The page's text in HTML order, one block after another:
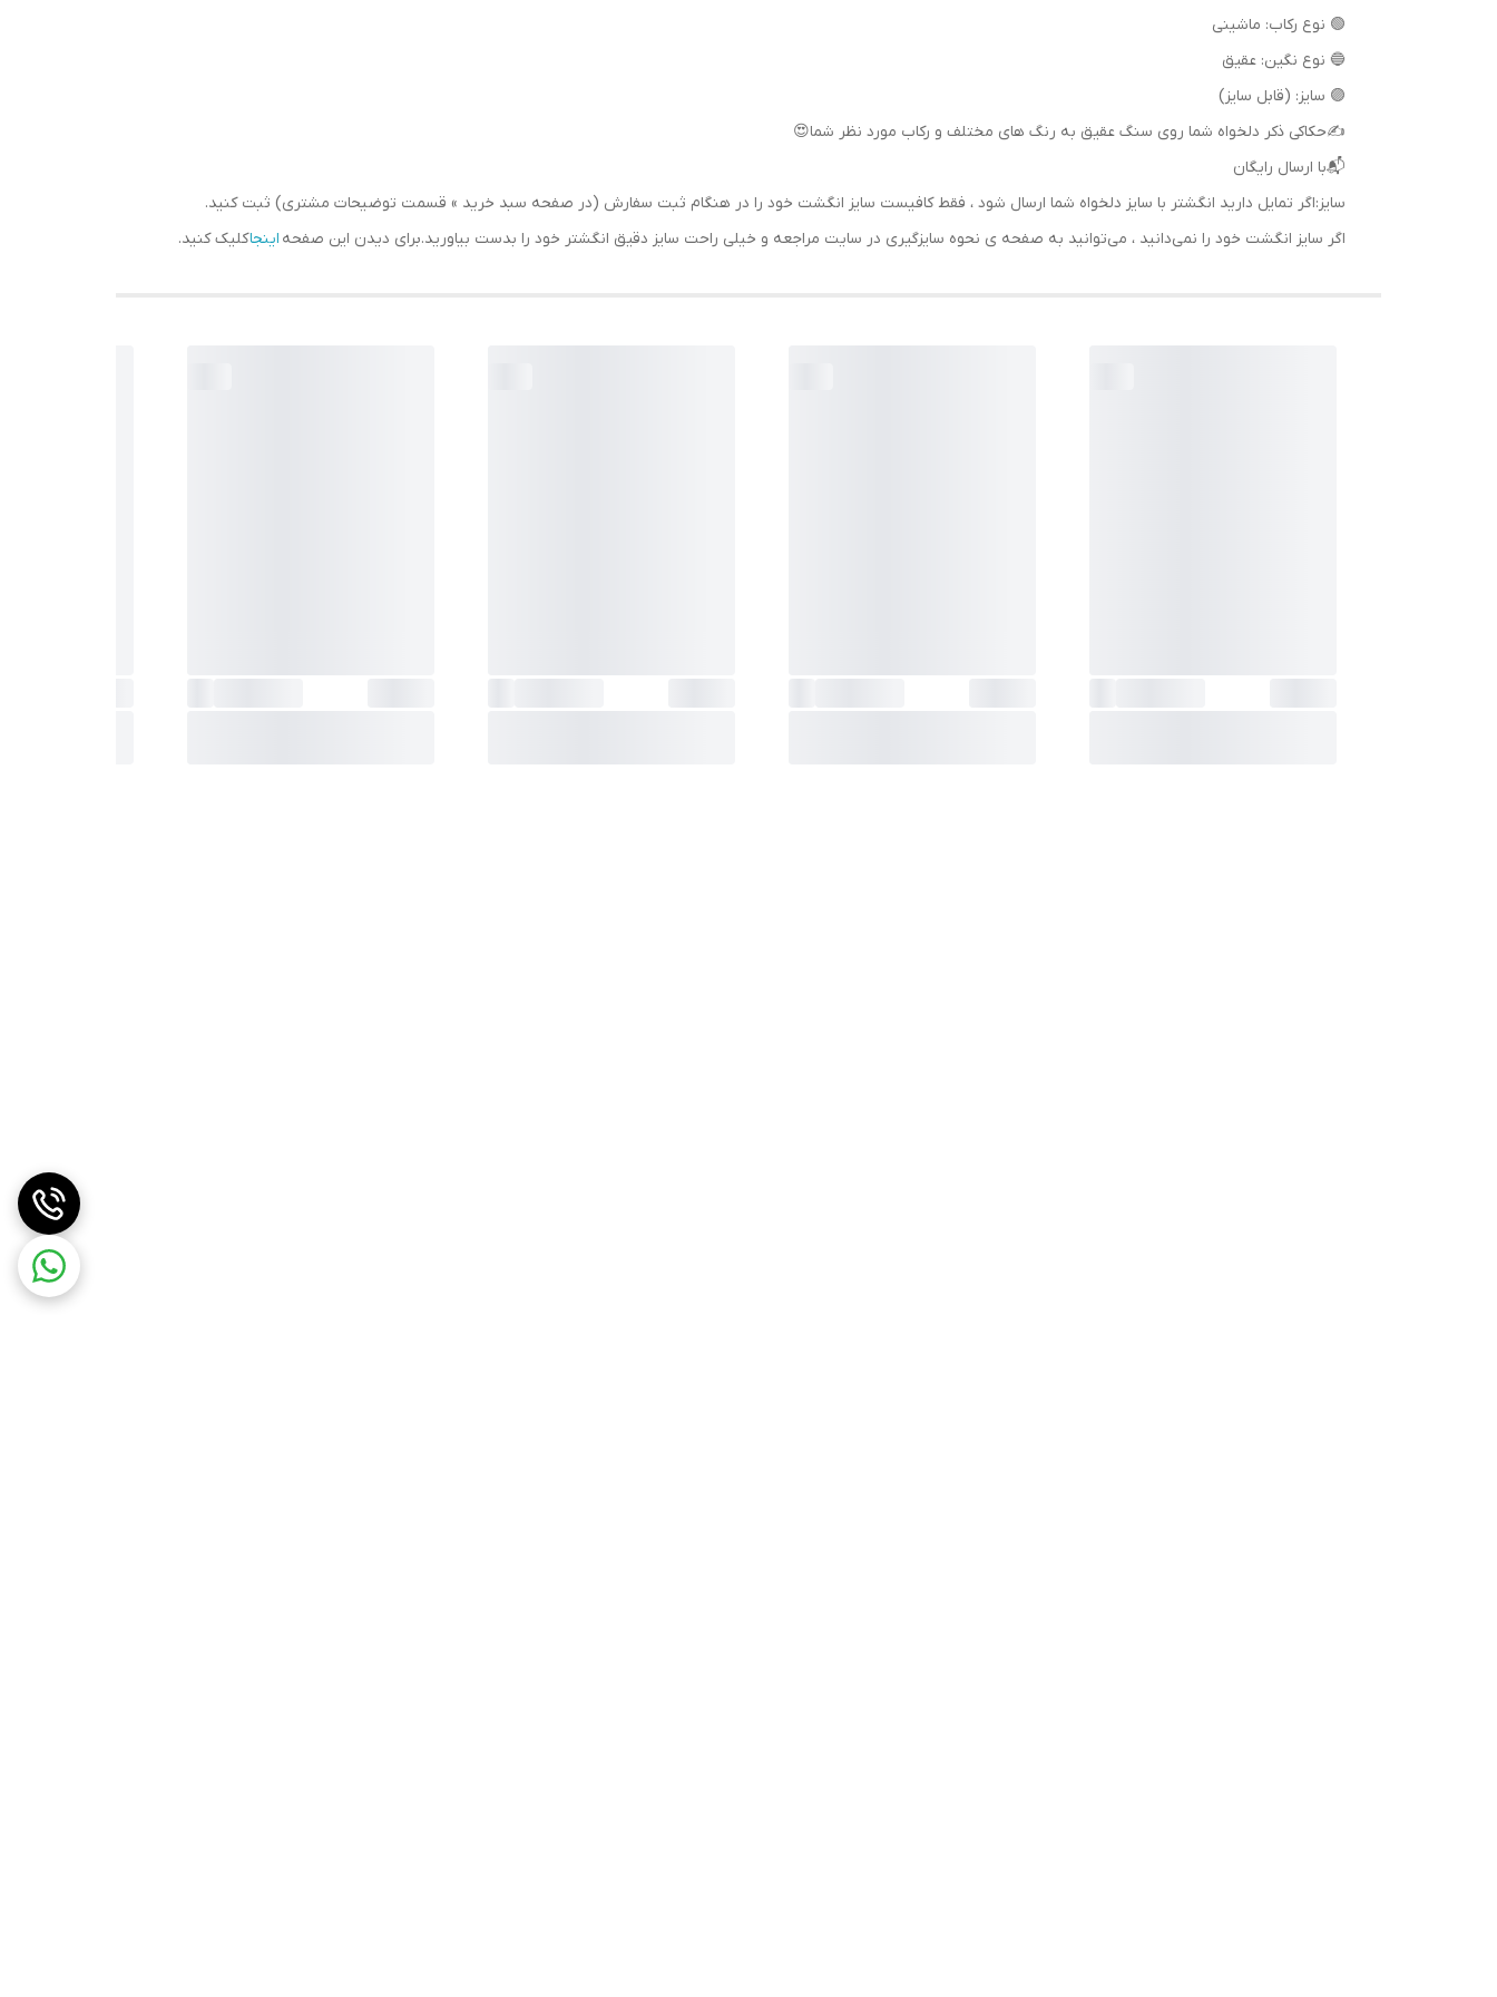
🟢 نوع رکاب: ماشینی
🔵 نوع نگین: عقیق
🟣 سایز: (قابل سایز)
✍حکاکی ذکر دلخواه شما روی سنگ عقیق به رنگ های مختلف و رکاب مورد نظر شما😍
📬با ارسال رایگان
سایز:اگر تمایل دارید انگشتر با سایز دلخواه شما ارسال شود ، فقط کافیست سایز انگشت خود را در هنگام ثبت سفارش (در صفحه سبد خرید » قسمت توضیحات مشتری) ثبت کنید.
اگر سایز انگشت خود را نمی‌دانید ، می‌توانید به صفحه ی نحوه سایزگیری در سایت مراجعه و خیلی راحت سایز دقیق انگشتر خود را بدست بیاورید.برای دیدن این صفحه اینجاکلیک کنید.